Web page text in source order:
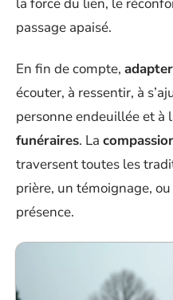
passage apaisé.
En fin de compte,
écouter, à ressentir, à
personne endeuillée et à
funéraires. La
traversent toutes les
prière, un témoignage,
présence.